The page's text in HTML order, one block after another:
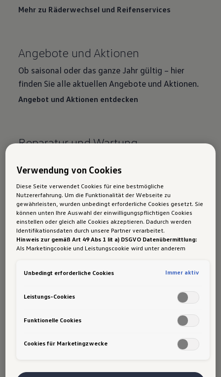
Mehr zu Räderwechsel und Reifenservices
Angebote und Aktionen
Ob saisonal oder das ganze Jahr gültig – hier
finden Sie alle aktuellen Angebote und Aktionen.
Angebot und Aktionen entdecken
Reparatur und Wartung
Begutachtung, Karosserie- und Lackarbeiten,
Glasreparatur sowie Service für Ihr Elektroauto.
Alle Informationen zu Reparatur und Wartung
Mobilitätsgarantie
Erhalten Sie Hilfe bei Pannen und Unfällen. Rund
Verwendung von Cookies
Diese Seite verwendet Cookies für eine bestmögliche
Nutzererfahrung. Um die Funktionalität der Webseite zu
gewährleisten, wurden unbedingt erforderliche Cookies gesetzt. Sie
können unten Ihre Auswahl der einwilligungspflichtigen Cookies
einstellen oder gleich alle Cookies akzeptieren. Dadurch werden
Identifikationsdaten durch unsere Partner verarbeitet.
Hinweis zur gemäß Art 49 Abs 1 lit a) DSGVO Datenübermittlung:
Als Marketingcookie und Leistungscookie wird unter anderem
Daten in die USA (insbesondere dort an die Google LLC) weitergibt.
Angemessenheitsbeschluss der Europäischen Kommission. Hieraus
Betroffener in den USA nicht wirksam durchsetzen können, in den
USA keine Datenschutzgrundsätze bestehen, und weil nicht
ausgeschlossen werden kann, dass aufgrund aktueller Gesetze US-
Sicherheitsbehörden einen Zugriff auf Daten erlangen können,
von Cookies für Marketingzwecke oder Leistungscookies auch für
Unbedingt erforderliche Cookies Immer aktiv
Leistungs-Cookies
Funktionelle Cookies
Cookies für Marketingzwecke